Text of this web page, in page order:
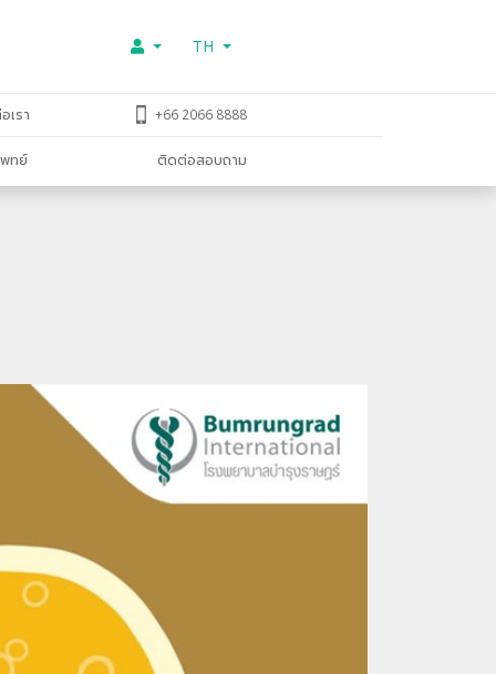
TH
เรา +66 2066 8888
ทย์ ติดต่อสอบถาม